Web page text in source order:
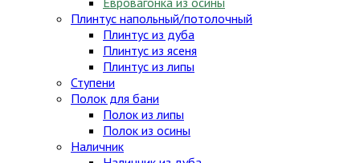
Плинтус напольный/потолочный
Плинтус из дуба
Плинтус из ясеня
Плинтус из липы
Ступени
Полок для бани
Полок из липы
Полок из осины
Наличник